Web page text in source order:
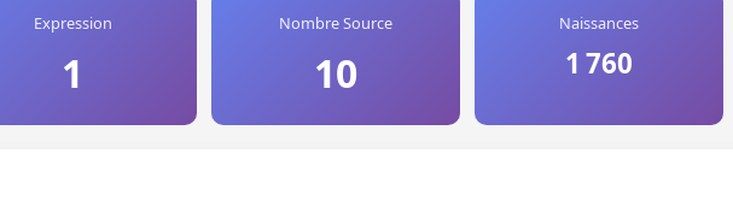
Expression
1
Nombre Source
10
Naissances
1 760